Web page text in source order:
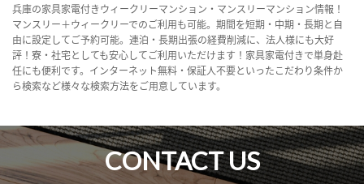
兵庫の家具家電付きウィークリーマンション・マンスリーマンション情報！
マンスリー＋ウィークリーでのご利用も可能。期間を短期・中期・長期と自
由に設定してご予約可能。連泊・長期出張の経費削減に、法人様にも大好
評！寮・社宅としても安心してご利用いただけます！家具家電付きで単身赴
任にも便利です。インターネット無料・保証人不要といったこだわり条件か
ら検索など様々な検索方法をご用意しています。
CONTACT US